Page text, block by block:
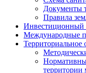
Документы
Правила
Инвестиционный
Международные
Территориальное
территории